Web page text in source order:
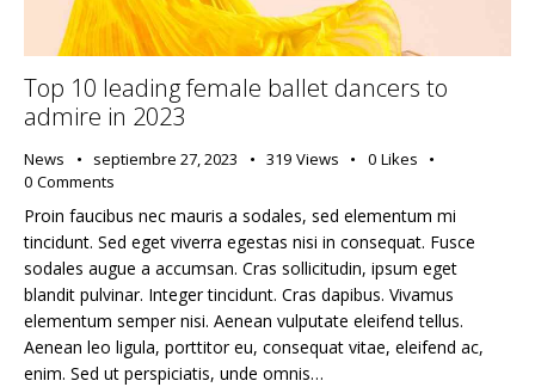
Top 10 leading female ballet dancers to
admire in 2023
News septiembre 27, 2023 319 Views 0 Likes
0 Comments
Proin faucibus nec mauris a sodales, sed elementum mi
tincidunt. Sed eget viverra egestas nisi in consequat. Fusce
sodales augue a accumsan. Cras sollicitudin, ipsum eget
blandit pulvinar. Integer tincidunt. Cras dapibus. Vivamus
elementum semper nisi. Aenean vulputate eleifend tellus.
Aenean leo ligula, porttitor eu, consequat vitae, eleifend ac,
enim. Sed ut perspiciatis, unde omnis…